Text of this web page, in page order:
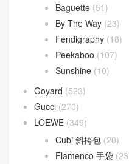
Dior Groove(1)
Dior Saddle(1)
DIOR TOUJOURS
Lady D-Joy(26)
Lady Dior (37)
Fendi(582)
Baguette
By The Way
Fendigraphy (18)
Peekaboo (107)